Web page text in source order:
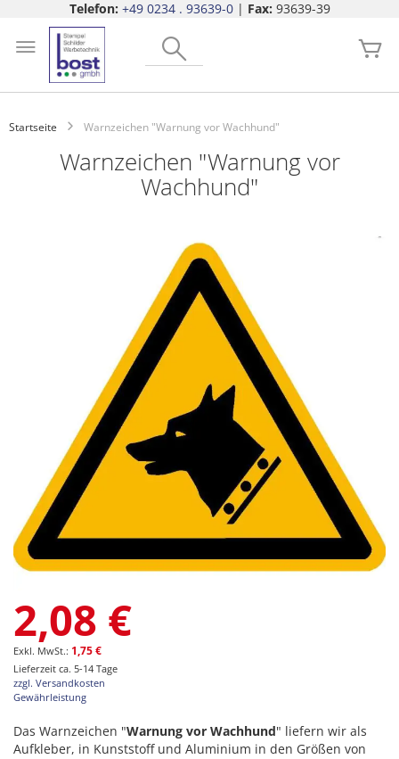
Telefon: +49 0234 . 93639-0| Fax: 93639-39
springen
Startseite Warnzeichen "Warnung vor Wachhund"
Warnzeichen "Warnung vor
Wachhund"
Anfang
der
Bildgalerie
springen
2,08 €
1,75 €
Lieferzeit ca. 5-14 Tage
zzgl. Versandkosten
Gewährleistung
Das Warnzeichen "Warnung vor Wachhund" liefern wir als
Aufkleber, in Kunststoff und Aluminium in den Größen von